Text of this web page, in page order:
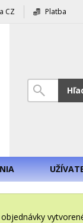
CZ Platba